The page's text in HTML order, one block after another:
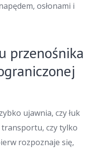
osłonami i
przenośnika
ujawnia, czy łuk
czy tylko
rozpoznaje się,